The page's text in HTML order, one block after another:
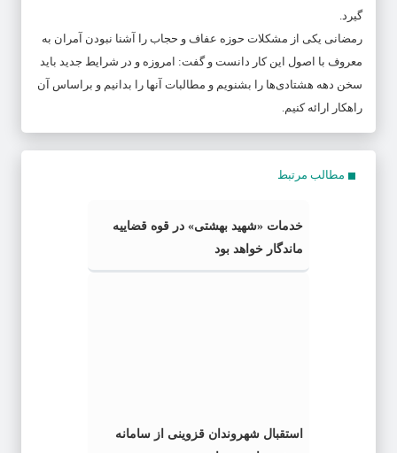
گیرد.
رمضانی یکی از مشکلات حوزه عفاف و حجاب را آشنا نبودن آمران به
معروف با اصول این کار دانست و گفت: امروزه و در شرایط جدید باید
سخن دهه هشتادی‌ها را بشنویم و مطالبات آنها را بدانیم و براساس آن
راهکار ارائه کنیم.
مطالب مرتبط
خدمات «شهید بهشتی» در قوه قضاییه
ماندگار خواهد بود
استقبال شهروندان قزوینی از سامانه